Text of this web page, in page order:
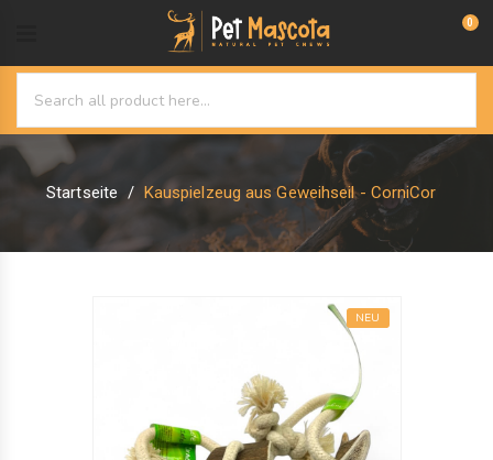
0
Startseite Kauspielzeug aus Geweihseil - CorniCor
NEU